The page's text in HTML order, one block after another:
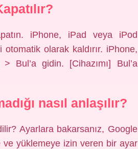
iPhone, iPad veya iPod
otomatik olarak kaldırır. iPhone,
Bul’a gidin. [Cihazımı] Bul’a
nasıl anlaşılır?
Ayarlara bakarsanız, Google
ve yüklemeye izin veren bir ayar